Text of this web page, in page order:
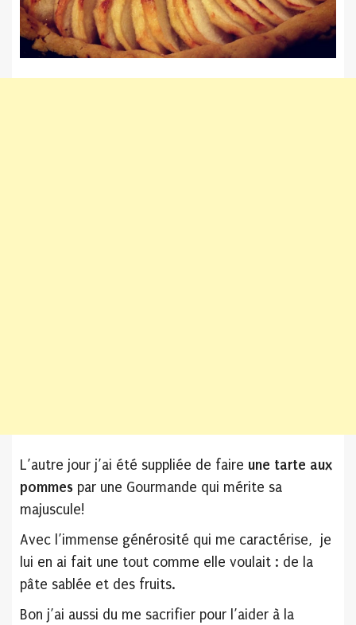
L’autre jour j’ai été suppliée de faire une tarte aux
pommes par une Gourmande qui mérite sa
majuscule!
Avec l’immense générosité qui me caractérise, je
lui en ai fait une tout comme elle voulait : de la
pâte sablée et des fruits.
Bon j’ai aussi du me sacrifier pour l’aider à la